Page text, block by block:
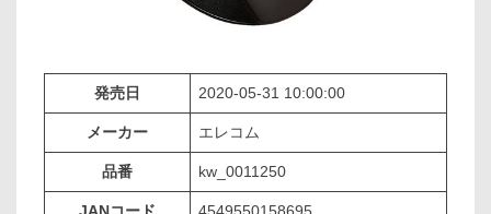
発売日 2020-05-31 10:00:00
メーカー エレコム
品番 kw_0011250